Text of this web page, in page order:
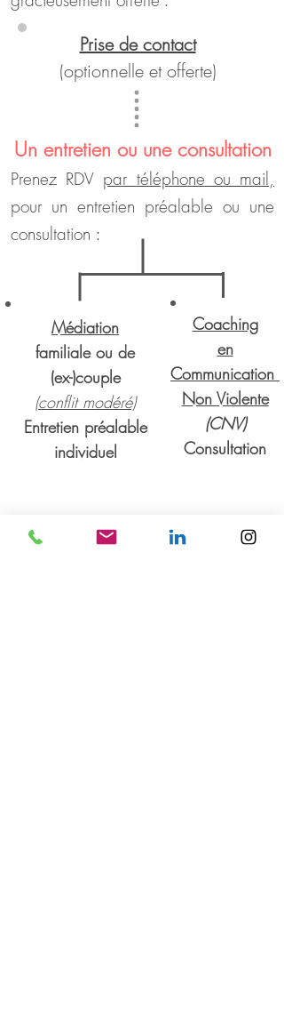
Prise de contact
(optionnelle et offerte)
Un entretien ou une consultation
Prenez RDV par téléphone ou mail,
pour un entretien préalable ou une
consultation :
Médiation
familiale ou de
(ex-)couple
(conflit modéré)
Entretien préalable
individuel
Coaching
en
Communication
Non Violente
(CNV)
Consultation